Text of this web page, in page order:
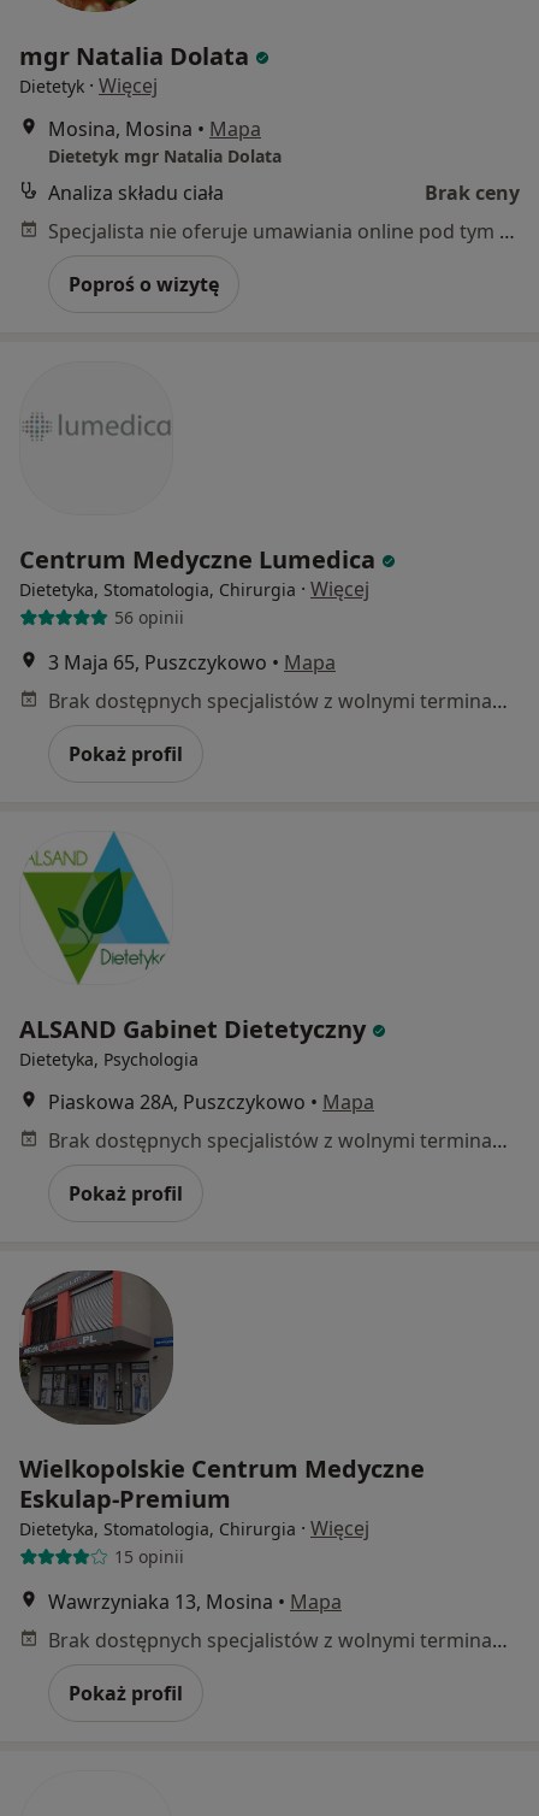
mgr Natalia Dolata
Dietetyk · Więcej
Mosina, Mosina • Mapa
Dietetyk mgr Natalia Dolata
Analiza składu ciała
Brak ceny
Specjalista nie oferuje umawiania online pod tym adresem.
Poproś o wizytę
Centrum Medyczne Lumedica
Dietetyka, Stomatologia, Chirurgia · Więcej
56 opinii
3 Maja 65, Puszczykowo • Mapa
Brak dostępnych specjalistów z wolnymi terminami w tym centrum medycznym.
Pokaż profil
ALSAND Gabinet Dietetyczny
Dietetyka, Psychologia
Piaskowa 28A, Puszczykowo • Mapa
Brak dostępnych specjalistów z wolnymi terminami w tym centrum medycznym.
Pokaż profil
Wielkopolskie Centrum Medyczne
Eskulap-Premium
Dietetyka, Stomatologia, Chirurgia · Więcej
15 opinii
Wawrzyniaka 13, Mosina • Mapa
Brak dostępnych specjalistów z wolnymi terminami w tym centrum medycznym.
Pokaż profil